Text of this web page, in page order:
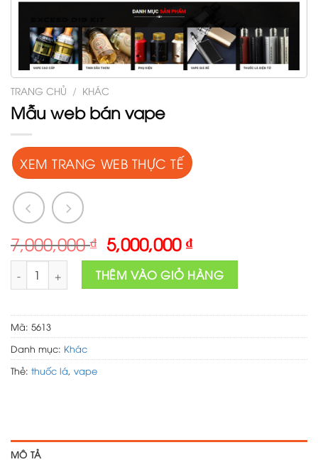
TRANG CHỦ / KHÁC
Mẫu web bán vape
XEM TRANG WEB THỰC TẾ
7,000,000₫ Original
price
was:
7,000,000 ₫.
5,000,000₫Current
price
is:
5,000,000 ₫.
Mẫu web bán vape số lượngTHÊM VÀO GIỎ HÀNG
Mã: 5613
Danh mục: Khác
Thẻ: thuốc lá, vape
MÔ TẢ